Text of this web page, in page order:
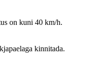
on kuni 40 km/h.
kinnitada.